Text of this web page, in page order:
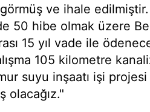
ve ihale
50 hibe olmak üzere
15 yıl vade ile
105 kilometre
suyu inşaatı işi
olacağız."